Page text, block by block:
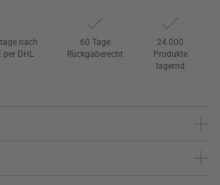
nach
DHL
60 Tage
Rückgaberecht
24.000
Produkte
lagernd